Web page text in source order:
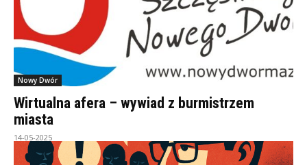
Nowy Dwór
Wirtualna afera – wywiad z burmistrzem
miasta
14-05-2025